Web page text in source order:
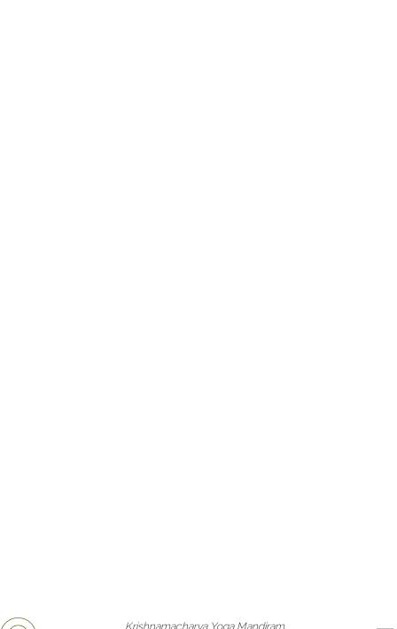
Krishnamacharya Yoga Mandiram